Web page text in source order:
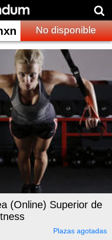
No disponible
(Online) Superior de
Plazas agotadas